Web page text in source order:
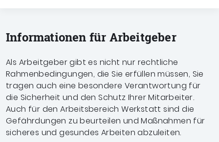
Informationen für Arbeitgeber
Als Arbeitgeber gibt es nicht nur rechtliche
Rahmenbedingungen, die Sie erfüllen müssen, Sie
tragen auch eine besondere Verantwortung für
die Sicherheit und den Schutz Ihrer Mitarbeiter.
Auch für den Arbeitsbereich Werkstatt sind die
Gefährdungen zu beurteilen und Maßnahmen für
sicheres und gesundes Arbeiten abzuleiten.